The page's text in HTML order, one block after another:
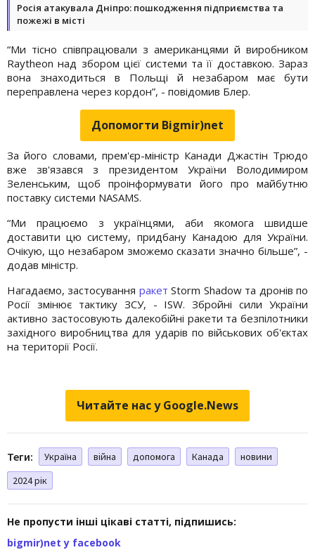
Росія атакувала Дніпро: пошкодження підприємства та
пожежі в місті
“Ми тісно співпрацювали з американцями й виробником
Raytheon над збором цієї системи та її доставкою. Зараз
вона знаходиться в Польщі й незабаром має бути
переправлена через кордон”, - повідомив Блер.
Допомогти Bigmir)net
За його словами, прем'єр-міністр Канади Джастін Трюдо
вже зв'язався з президентом України Володимиром
Зеленським, щоб проінформувати його про майбутню
поставку системи NASAMS.
“Ми працюємо з українцями, аби якомога швидше
доставити цю систему, придбану Канадою для України.
Очікую, що незабаром зможемо сказати значно більше”, -
додав міністр.
Нагадаємо, застосування ракет Storm Shadow та дронів по
Росії змінює тактику ЗСУ, - ISW. Збройні сили України
активно застосовують далекобійні ракети та безпілотники
західного виробництва для ударів по військових об'єктах
на території Росії.
Читайте нас у Google.News
Теги: Україна війна допомога Канада
новини
2024 рік
Не пропусти інші цікаві статті, підпишись:
bigmir)net у facebook